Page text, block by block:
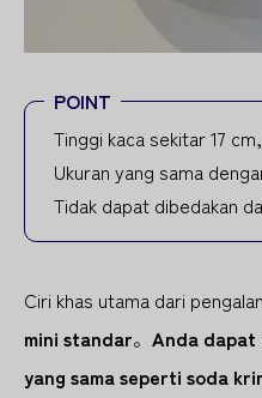
POINT
Tinggi kaca sekitar 17
Ukuran yang sama
Tidak dapat dibedakan
Ciri khas utama dari
mini standar。 Anda dapat
yang sama seperti soda